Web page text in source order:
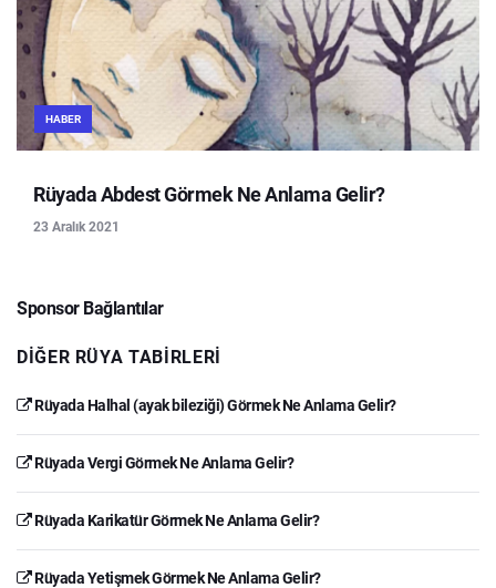
HABER
Rüyada Abdest Görmek Ne Anlama Gelir?
23 Aralık 2021
Sponsor Bağlantılar
DIĞER RÜYA TABIRLERI
Rüyada Halhal (ayak bileziği) Görmek Ne Anlama Gelir?
Rüyada Vergi Görmek Ne Anlama Gelir?
Rüyada Karikatür Görmek Ne Anlama Gelir?
Rüyada Yetişmek Görmek Ne Anlama Gelir?